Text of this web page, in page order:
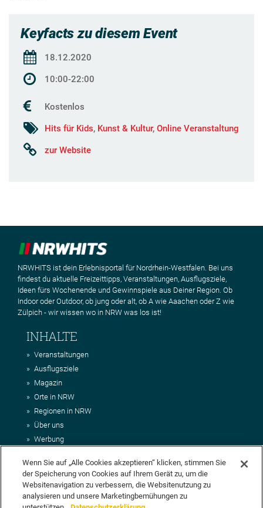
Keyfacts zu diesem Event
18.12.2020
10:00-22:00
Kostenlos
Hits für Kids, Kunst & Kultur, Online Veranstaltung
zur Website
NRWHITS ist dein Erlebnisportal für Nordrhein-Westfalen. Bei uns
findest du aktuelle Freizeittipps, Veranstaltungen, Ausflugsziele,
Ideen fürs Wochenende und Gewinnspiele aus Deiner Region. Ob
Indoor oder Outdoor, ob jung oder alt, ob A wie Aaachen oder Z wie
Zülpich - wir wissen wo in NRW was los ist!
INHALTE
Veranstaltungen
Ausflugsziele
Magazin
Orte in NRW
Regionen in NRW
Über uns
Werbung
Impressum
AGB
Datenschutz
Wenn Sie auf „Alle Cookies akzeptieren“ klicken, stimmen Sie
der Speicherung von Cookies auf Ihrem Gerät zu, um die
Websitenavigation zu verbessern, die Websitenutzung zu
analysieren und unsere Marketingbemühungen zu